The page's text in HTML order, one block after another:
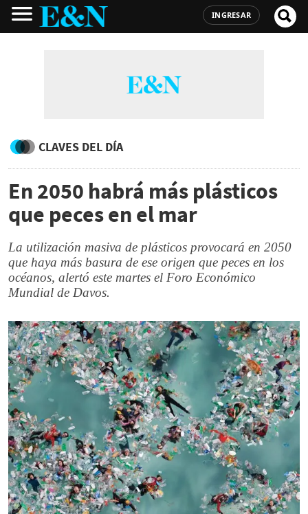
INGRESAR
CLAVES DEL DÍA
En 2050 habrá más plásticos
que peces en el mar
La utilización masiva de plásticos provocará en 2050
que haya más basura de ese origen que peces en los
océanos, alertó este martes el Foro Económico
Mundial de Davos.